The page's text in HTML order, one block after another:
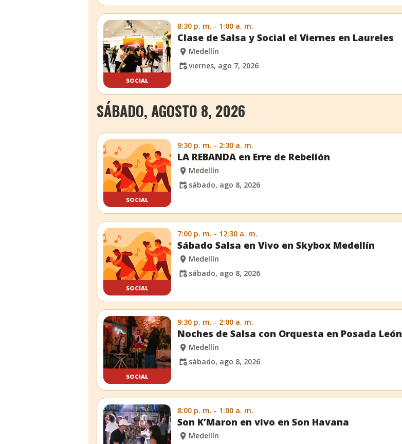
SOCIAL
8:30 p. m. - 1:00 a. m.
Clase de Salsa y Social el Viernes en Laureles
Medellín
viernes, ago 7, 2026
SÁBADO, AGOSTO 8, 2026
SOCIAL
9:30 p. m. - 2:30 a. m.
LA REBANDA en Erre de Rebelión
Medellín
sábado, ago 8, 2026
SOCIAL
7:00 p. m. - 12:30 a. m.
Sábado Salsa en Vivo en Skybox Medellín
Medellín
sábado, ago 8, 2026
SOCIAL
9:30 p. m. - 2:00 a. m.
Noches de Salsa con Orquesta en Posada León
Medellín
sábado, ago 8, 2026
8:00 p. m. - 1:00 a. m.
Son K’Maron en vivo en Son Havana
Medellín